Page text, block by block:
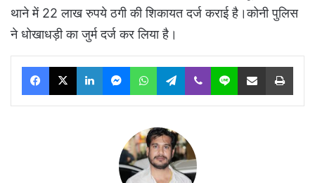
थाने में 22 लाख रुपये ठगी की शिकायत दर्ज कराई है।कोनी पुलिस
ने धोखाधड़ी का जुर्म दर्ज कर लिया है।
Facebook
X LinkedInMessengerWhatsAppTelegram
Viber Line Share via Email Print